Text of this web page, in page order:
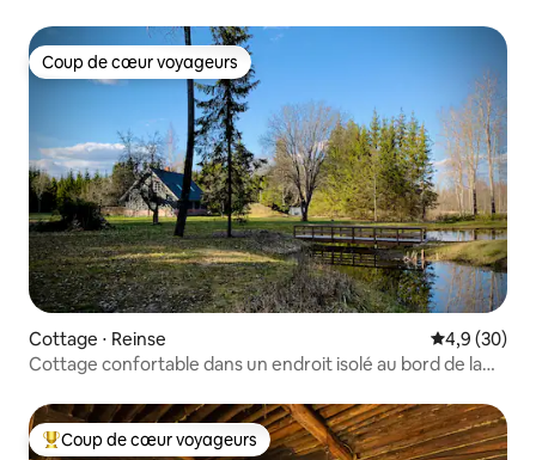
Coup de cœur voyageurs
Coup de cœur voyageurs
Cottage ⋅ Reinse Évaluation
4,9 (30)
Cottage confortable dans un endroit isolé au bord de la
Coups de cœur voyageurs les plus appréciés
Coup de cœur voyageurs